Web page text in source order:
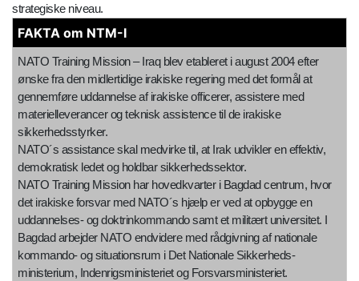
strategiske niveau.
FAKTA om NTM-I
NATO Training Mission – Iraq blev etableret i august 2004 efter
ønske fra den midlertidige irakiske regering med det formål at
gennemføre uddannelse af irakiske officerer, assistere med
materielleverancer og teknisk assistence til de irakiske
sikkerhedsstyrker.
NATO´s assistance skal medvirke til, at Irak udvikler en effektiv,
demokratisk ledet og holdbar sikkerhedssektor.
NATO Training Mission har hovedkvarter i Bagdad centrum, hvor
det irakiske forsvar med NATO´s hjælp er ved at opbygge en
uddannelses- og doktrinkommando samt et militært universitet. I
Bagdad arbejder NATO endvidere med rådgivning af nationale
kommando- og situationsrum i Det Nationale Sikkerheds-
ministerium, Indenrigsministeriet og Forsvarsministeriet.